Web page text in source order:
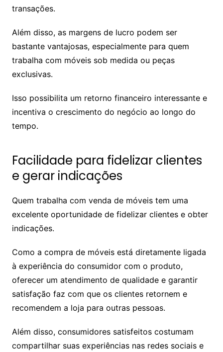
transações.
Além disso, as margens de lucro podem ser
bastante vantajosas, especialmente para quem
trabalha com móveis sob medida ou peças
exclusivas.
Isso possibilita um retorno financeiro interessante e
incentiva o crescimento do negócio ao longo do
tempo.
Facilidade para fidelizar clientes
e gerar indicações
Quem trabalha com venda de móveis tem uma
excelente oportunidade de fidelizar clientes e obter
indicações.
Como a compra de móveis está diretamente ligada
à experiência do consumidor com o produto,
oferecer um atendimento de qualidade e garantir
satisfação faz com que os clientes retornem e
recomendem a loja para outras pessoas.
Além disso, consumidores satisfeitos costumam
compartilhar suas experiências nas redes sociais e